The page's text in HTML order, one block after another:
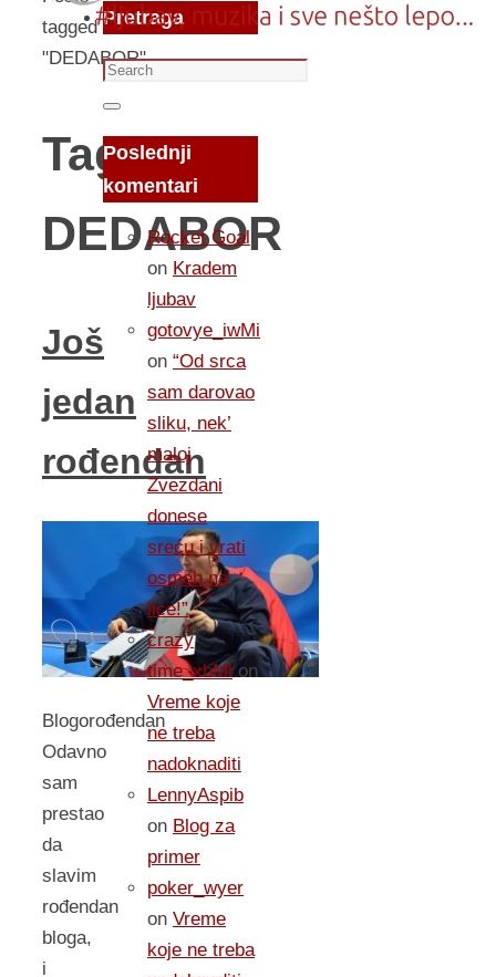
tagged
"DEDABOR"
Tag:
DEDABOR
Još
jedan
rođendan
Blogorođendan
Odavno
sam
prestao
da
slavim
rođendan
bloga,
i
Pretraga
Search
for:
Search
Poslednji
komentari
Rocket Goal
on Kradem
ljubav
gotovye_iwMi
on “Od srca
sam darovao
sliku, nek’
maloj
Zvezdani
donese
sreću i vrati
osmeh na
lice!”
crazy
time_xbMlon
Vreme koje
ne treba
nadoknaditi
LennyAspib
on Blog za
primer
poker_wyer
on Vreme
koje ne treba